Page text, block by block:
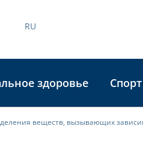
RU
здоровье Спорт
веществ, вызывающих